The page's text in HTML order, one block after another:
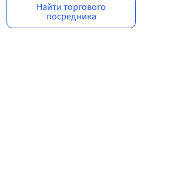
Найти торгового
посредника